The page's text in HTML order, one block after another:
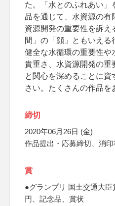
た。「水とのふれあい」
品を通じて、水資源の有
資源開発の重要性を訴え
間」の「顔」ともいえる
健全な水循環の重要性や
貴重さ、水資源開発の重
と関心を深めることに
さい。たくさんの作品を
締切
2020年06月26日 (金)
作品提出・応募締切、消印
賞
●グランプリ 国土交通大
円、記念品、賞状